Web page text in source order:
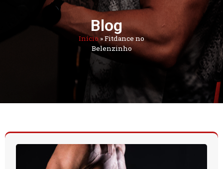
Blog
Início »Fitdance no
Belenzinho